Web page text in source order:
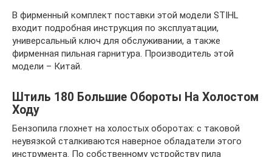
В фирменный комплект поставки этой модели STIHL
входит подробная инструкция по эксплуатации,
универсальный ключ для обслуживании, а также
фирменная пильная гарнитура. Производитель этой
модели – Китай.
Штиль 180 Большие Обороты На Холостом
Ходу
Бензопила глохнет на холостых оборотах: с таковой
неувязкой сталкиваются наверное обладатели этого
инструмента. По собственному устройству пила